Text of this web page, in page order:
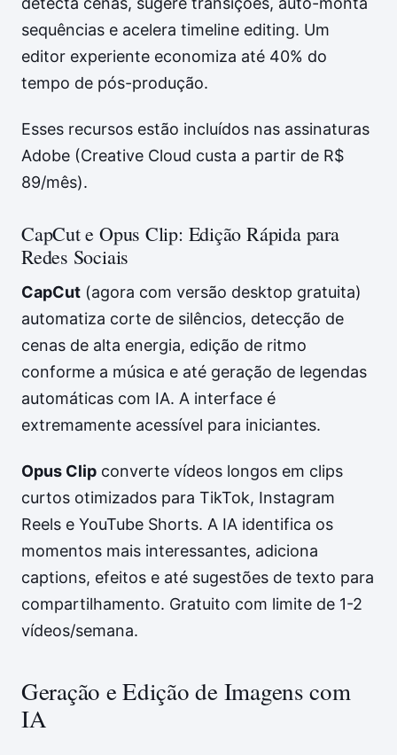
sequências e acelera timeline editing. Um
editor experiente economiza até 40% do
tempo de pós-produção.
Esses recursos estão incluídos nas assinaturas
Adobe (Creative Cloud custa a partir de R$
89/mês).
CapCut e Opus Clip: Edição Rápida para
Redes Sociais
CapCut (agora com versão desktop gratuita)
automatiza corte de silêncios, detecção de
cenas de alta energia, edição de ritmo
conforme a música e até geração de legendas
automáticas com IA. A interface é
extremamente acessível para iniciantes.
Opus Clip converte vídeos longos em clips
curtos otimizados para TikTok, Instagram
Reels e YouTube Shorts. A IA identifica os
momentos mais interessantes, adiciona
captions, efeitos e até sugestões de texto para
compartilhamento. Gratuito com limite de 1-2
vídeos/semana.
Geração e Edição de Imagens com
IA